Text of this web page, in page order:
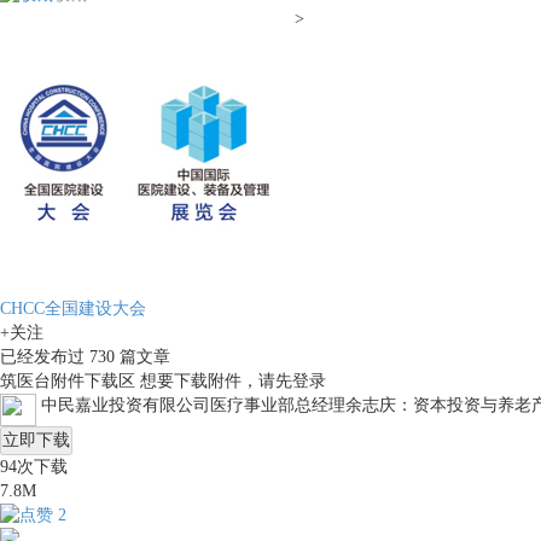
>
CHCC全国建设大会
+关注
已经发布过 730 篇文章
筑医台附件下载区 想要下载附件，请先登录
中民嘉业投资有限公司医疗事业部总经理余志庆：资本投资与养老
立即下载
94次下载
7.8M
2